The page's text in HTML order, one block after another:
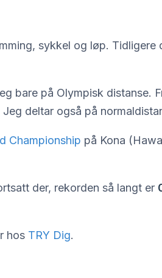
sykkel og løp.
bare på Olympisk distanse.
deltar også på
Championship på Kona
der, rekorden så langt er
hos TRY Dig.